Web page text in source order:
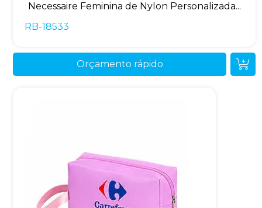
Necessaire Feminina de Nylon Personalizada...
RB-18533
Orçamento rápido